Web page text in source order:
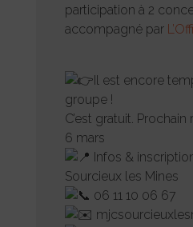
participation à 2
accompagné par
Il est encore
groupe !
C’est gratuit.
6 mars
Infos &
Sourcieux les Mines
06 11 10 06 67